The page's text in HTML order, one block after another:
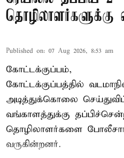
Published on: 07 Aug 2026, 8:53 am
கோட்டக்குப்பம்,
கோட்டக்குப்பத்தில்
அடித்துக்கொலை
வங்காளத்துக்கு
தொழிலாளர்களை
வருகின்றனர்.